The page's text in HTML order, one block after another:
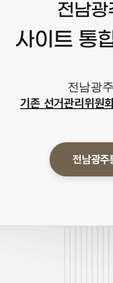
전남광
사이트 통
전남광
기존 선거관리위원
전남광주